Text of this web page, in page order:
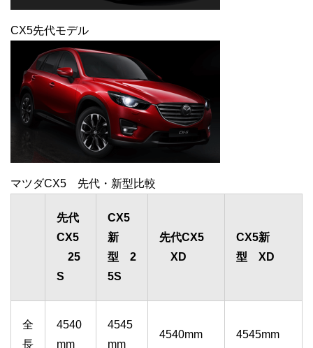
CX5先代モデル
マツダCX5 先代・新型比較
先代
CX5
25
S
CX5
新
型 2
5S
先代CX5
XD
CX5新
型 XD
全
長
4540
mm
4545
mm
4540mm 4545mm